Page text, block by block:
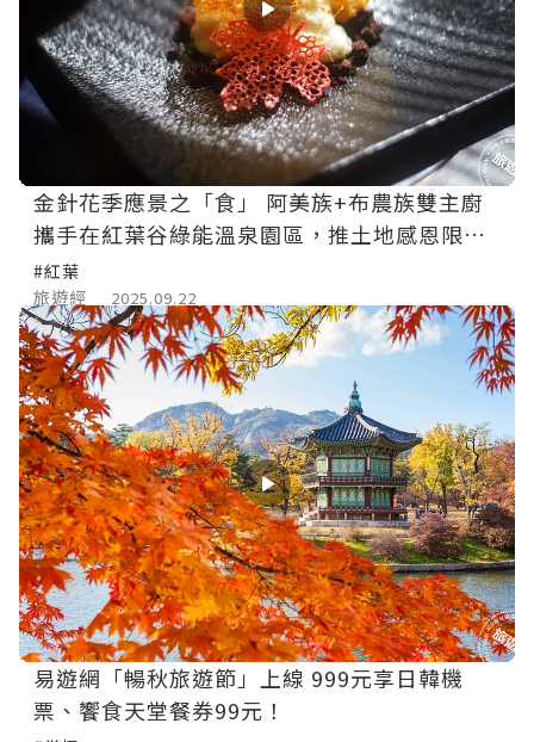
金針花季應景之「食」 阿美族+布農族雙主廚
攜手在紅葉谷綠能溫泉園區，推土地感恩限定
餐桌！
#紅葉
旅遊經
2025.09.22
易遊網「暢秋旅遊節」上線 999元享日韓機
票、饗食天堂餐券99元！